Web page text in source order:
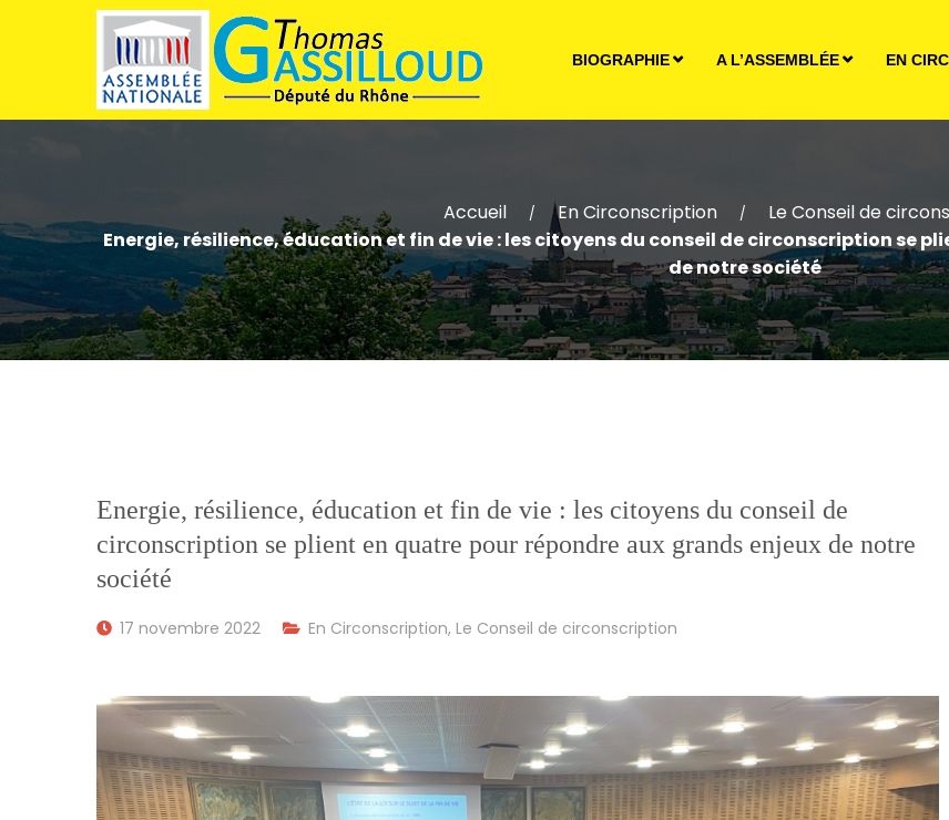
BIOGRAPHIE A L’ASSEMBLÉE EN
Accueil / En Circonscription / Le Conseil de
Energie, résilience, éducation et fin de vie : les citoyens du conseil de circonscription se
de notre société
Energie, résilience, éducation et fin de vie : les citoyens du conseil de
circonscription se plient en quatre pour répondre aux grands enjeux de notre
société
17 novembre 2022 En Circonscription, Le Conseil de circonscription